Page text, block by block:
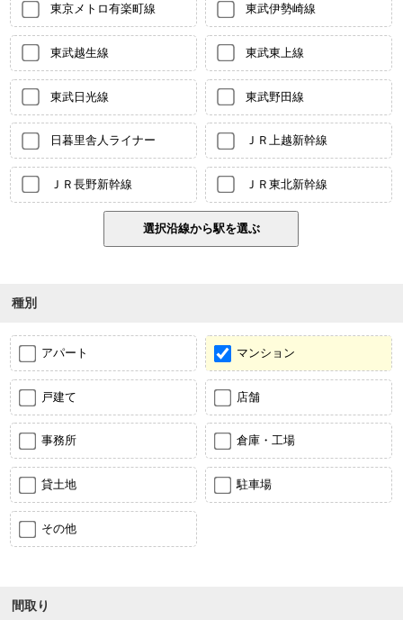
東京メトロ有楽町線 東武伊勢崎線
東武越生線 東武東上線
東武日光線 東武野田線
日暮里舎人ライナー ＪＲ上越新幹線
ＪＲ長野新幹線 ＪＲ東北新幹線
種別
アパート マンション
戸建て 店舗
事務所 倉庫・工場
貸土地 駐車場
その他
間取り